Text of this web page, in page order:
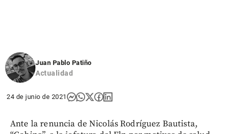
Juan Pablo Patiño
Actualidad
24 de junio de 2021
Ante la renuncia de Nicolás Rodríguez Bautista,